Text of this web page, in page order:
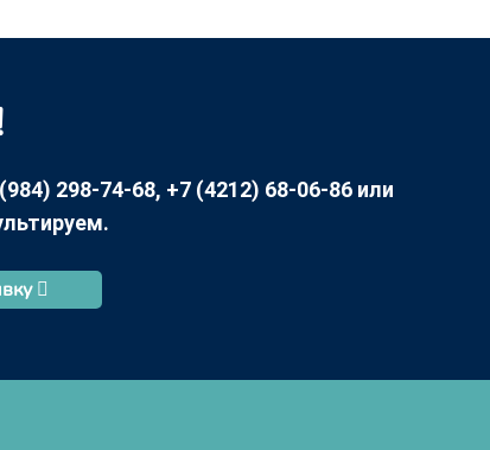
298-74-68, +7 (4212) 68-06-86 или